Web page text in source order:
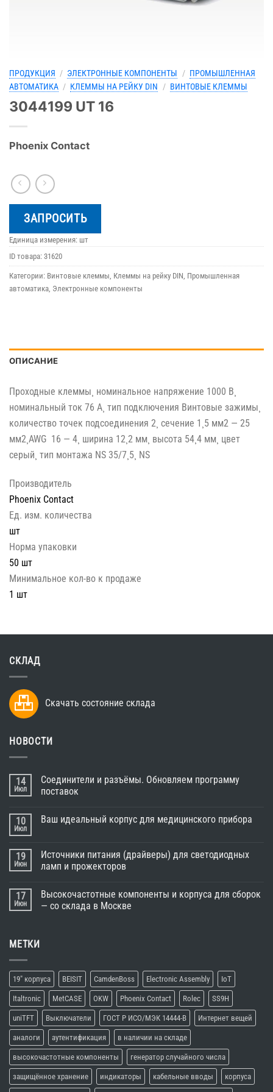
ПРОДУКЦИЯ / ЭЛЕКТРОННЫЕ КОМПОНЕНТЫ / ПРОМЫШЛЕННАЯ
АВТОМАТИКА / КЛЕММЫ НА РЕЙКУ DIN / ВИНТОВЫЕ КЛЕММЫ
3044199 UT 16
Phoenix Contact
ЗАПРОСИТЬ
Единица измерения: шт
ID товара: 31620
Категории: Винтовые клеммы, Клеммы на рейку DIN, Промышленная
автоматика, Электронные компоненты
ОПИСАНИЕ
Проходные клеммы¸ номинальное напряжение 1000 В¸
номинальный ток 76 A¸ тип подключения Винтовые зажимы¸
количество точек подсоединения 2¸ cечение 1¸5 мм2 — 25
мм2¸AWG 16 — 4¸ ширина 12¸2 мм¸ высота 54¸4 мм¸ цвет
cерый¸ тип монтажа NS 35/7¸5¸ NS
Производитель
Phoenix Contact
Ед. изм. количества
шт
Норма упаковки
50 шт
Минимальное кол-во к продаже
1 шт
СКЛАД
Скачать состояние склада
НОВОСТИ
14
Июл
Соединители и разъёмы. Обновляем программу
поставок
10
Июл
Ваш идеальный корпус для медицинского прибора
19
Июн
Источники питания (драйверы) для светодиодных
ламп и прожекторов
17
Июн
Высокочастотные компоненты и корпуса для сборок
— со склада в Москве
МЕТКИ
19" корпуса BEISIT CamdenBoss Electronic Assembly IoT
Italtronic MetCASE OKW Phoenix Contact Rolec SS9H
uniTFT Выключатели ГОСТ Р ИСО/МЭК 14444-В Интернет вещей
аналоги аутентификация в наличии на складе
высокочастотные компоненты генератор случайного числа
защищённое хранение индикаторы кабельные вводы корпуса